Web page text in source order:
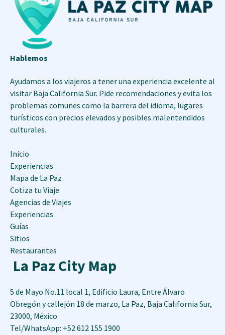
Hablemos
Ayudamos a los viajeros a tener una experiencia excelente al
visitar Baja California Sur. Pide recomendaciones y evita los
problemas comunes como la barrera del idioma, lugares
turísticos con precios elevados y posibles malentendidos
culturales.
Inicio
Experiencias
Mapa de La Paz
Cotiza tu Viaje
Agencias de Viajes
Experiencias
Guías
Sitios
Restaurantes
La Paz City Map
5 de Mayo No.11 local 1, Edificio Laura, Entre Álvaro
Obregón y callejón 18 de marzo, La Paz, Baja California Sur,
23000, México
Tel/WhatsApp: +52 612 155 1900